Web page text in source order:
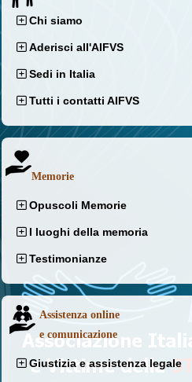
Chi siamo
Aderisci all'AIFVS
Sedi in Italia
Tutti i contatti AIFVS
Memorie
Opuscoli Memorie
I luoghi della memoria
Testimonianze
Assistenza online
e comunicazione
Giustizia e assistenza legale